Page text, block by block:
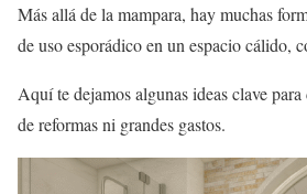
Más allá de la mampara, hay muchas
de uso esporádico en un espacio cálido,
Aquí te dejamos algunas ideas clave
de reformas ni grandes gastos.